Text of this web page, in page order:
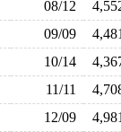
08/12
09/09
10/14
11/11
12/09